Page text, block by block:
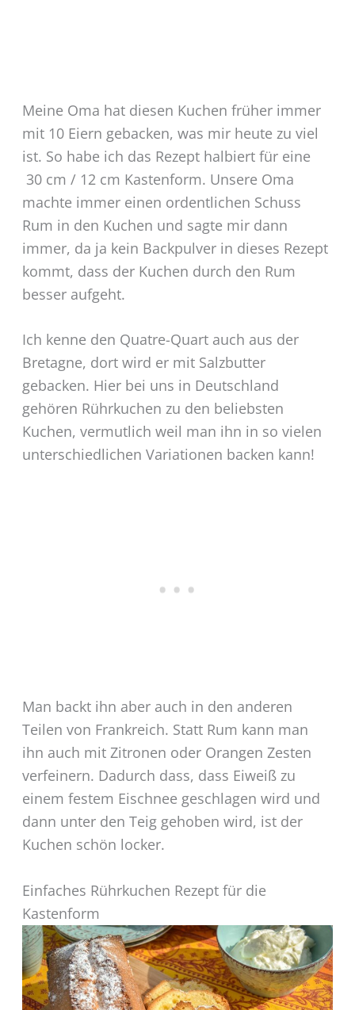
Meine Oma hat diesen Kuchen früher immer
mit 10 Eiern gebacken, was mir heute zu viel
ist. So habe ich das Rezept halbiert für eine
30 cm / 12 cm Kastenform. Unsere Oma
machte immer einen ordentlichen Schuss
Rum in den Kuchen und sagte mir dann
immer, da ja kein Backpulver in dieses Rezept
kommt, dass der Kuchen durch den Rum
besser aufgeht.
Ich kenne den Quatre-Quart auch aus der
Bretagne, dort wird er mit Salzbutter
gebacken. Hier bei uns in Deutschland
gehören Rührkuchen zu den beliebsten
Kuchen, vermutlich weil man ihn in so vielen
unterschiedlichen Variationen backen kann!
Man backt ihn aber auch in den anderen
Teilen von Frankreich. Statt Rum kann man
ihn auch mit Zitronen oder Orangen Zesten
verfeinern. Dadurch dass, dass Eiweiß zu
einem festem Eischnee geschlagen wird und
dann unter den Teig gehoben wird, ist der
Kuchen schön locker.
Einfaches Rührkuchen Rezept für die
Kastenform